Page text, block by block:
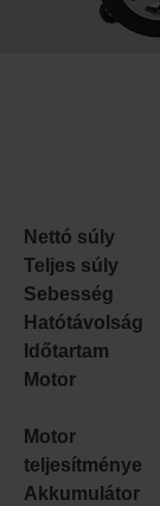
Nettó súly
Teljes súly
Sebesség
Hatótávolság
Időtartam
Motor
Motor
teljesítménye
Akkumulátor